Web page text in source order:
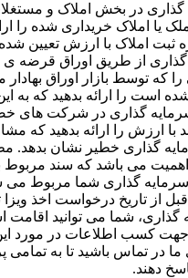
در بخش املاک و
یا املاک خریداری شده را
ثبت املاک با ارزش تعیین شده
از طریق اوراق قرضه ی
که توسط بازار اوراق بهادار
شده است را ارائه بدهید که به
گذاری در شرکت های
با ارزش را ارائه بدهید که
گذاری خطیر نشان بدهد.
می باشد که سند مربوط
سرمایه گذاری شما مربوط می
۶۰ روز قبل از تاریخ درخواست اخذ
شما می توانید اقامت
کسب اطلاعات در مورد
ما در تماس باشید تا به
دهند.